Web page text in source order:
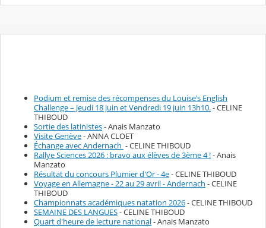
Podium et remise des récompenses du Louise’s English
Challenge – Jeudi 18 juin et Vendredi 19 juin 13h10.- CELINE
THIBOUD
Sortie des latinistes- Anais Manzato
Visite Genève- ANNA CLOET
Échange avec Andernach - CELINE THIBOUD
Rallye Sciences 2026 : bravo aux élèves de 3ème 4 !- Anais
Manzato
Résultat du concours Plumier d'Or - 4e- CELINE THIBOUD
Voyage en Allemagne - 22 au 29 avril - Andernach - CELINE
THIBOUD
Championnats académiques natation 2026- CELINE THIBOUD
SEMAINE DES LANGUES- CELINE THIBOUD
Quart d'heure de lecture national- Anais Manzato